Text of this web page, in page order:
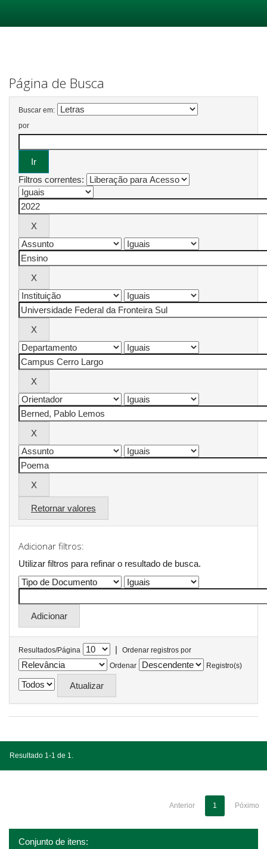
Página de Busca
Buscar em:
por
Filtros correntes:
Retornar valores
Adicionar filtros:
Utilizar filtros para refinar o resultado de busca.
Resultados/Página |
Ordenar registros por
Ordenar
Registro(s)
Resultado 1-1 de 1.
Anterior 1 Póximo
Conjunto de itens: